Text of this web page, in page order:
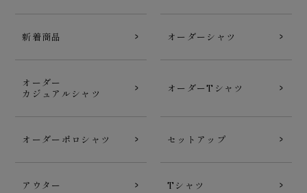
新着商品 オーダーシャツ
オーダー
カジュアルシャツ
オーダーTシャツ
オーダーポロシャツ セットアップ
アウター Tシャツ